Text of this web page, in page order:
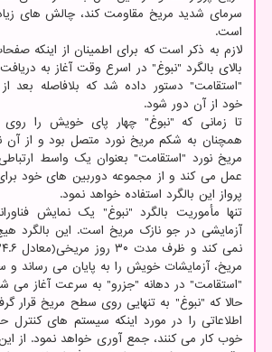
سرمای شدید مریخ مقاومت کند، چالش های
است.
لازم به ذکر است که برای اطمینان از اینکه
بالای بالگرد "نبوغ" در اسرع وقت آغاز به
"استقامت" دستور داده شد که بلافاصله بعد
خود از آن دور شود.
تا زمانی که "نبوغ" چهار پای خویش را
همچنان به شکم مریخ نورد متصل بود و از آن
مریخ نورد "استقامت" بعنوان یک واسط
عمل می کند و از مجموعه دوربین های خود
پرواز این بالگرد استفاده خواهد نمود.
تنها مأموریت بالگرد "نبوغ" یک نمایش
آزمایشی در جو نازک مریخ است. این بالگرد
مریخ، آزمایشات خویش را به پایان می رساند
"استقامت" در دهانه "جزرو" به سرعت آغاز می
حالا که "نبوغ" به تنهایی روی سطح مریخ قرار
اطلاعاتی را در مورد اینکه سیستم های کنترل
خوب کار می کنند، جمع آوری خواهد نمود. از